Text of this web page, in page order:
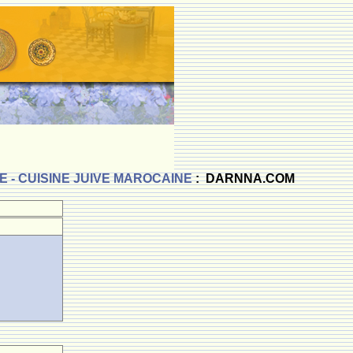
- CUISINE JUIVE MAROCAINE: DARNNA.COM